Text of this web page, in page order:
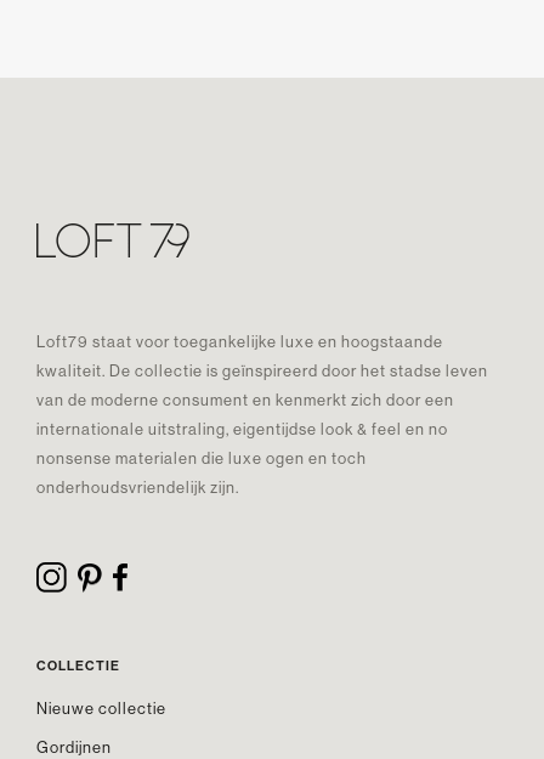
Loft79 staat voor toegankelijke luxe en hoogstaande
kwaliteit. De collectie is geïnspireerd door het stadse leven
van de moderne consument en kenmerkt zich door een
internationale uitstraling, eigentijdse look & feel en no
nonsense materialen die luxe ogen en toch
onderhoudsvriendelijk zijn.
COLLECTIE
Nieuwe collectie
Gordijnen